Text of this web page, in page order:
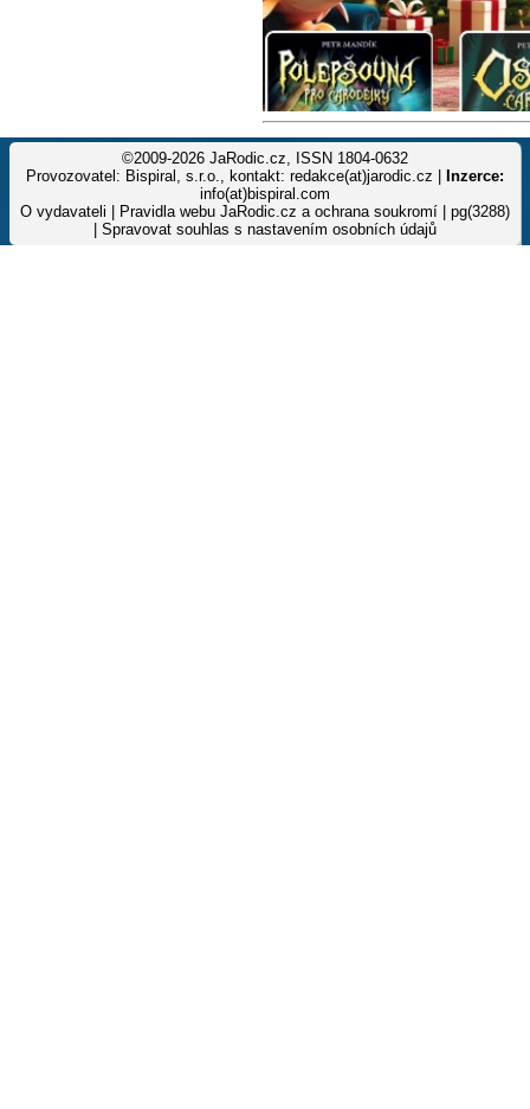
©2009-2026 JaRodic.cz, ISSN 1804-0632
Provozovatel: Bispiral, s.r.o., kontakt: redakce(at)jarodic.cz |
Inzerce:
info(at)bispiral.com
O vydavateli
Pravidla webu JaRodic.cz a ochrana soukromí | pg(3288)
Spravovat souhlas s nastavením osobních údajů